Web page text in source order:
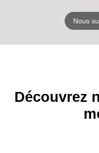
Nous
Découvrez